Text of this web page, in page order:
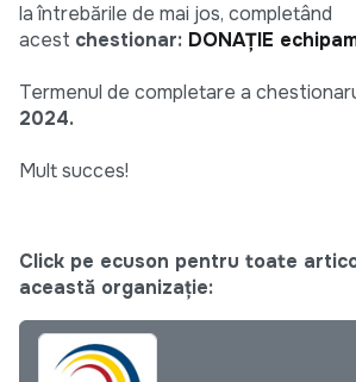
la întrebările de mai jos, completând
acest chestionar: DONAȚIE
Termenul de completare a
2024.
Mult succes!
Click pe ecuson pentru toate
această organizație: